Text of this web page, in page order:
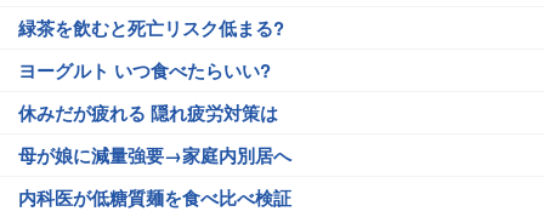
緑茶を飲むと死亡リスク低まる?
ヨーグルト いつ食べたらいい?
休みだが疲れる 隠れ疲労対策は
母が娘に減量強要→家庭内別居へ
内科医が低糖質麺を食べ比べ検証